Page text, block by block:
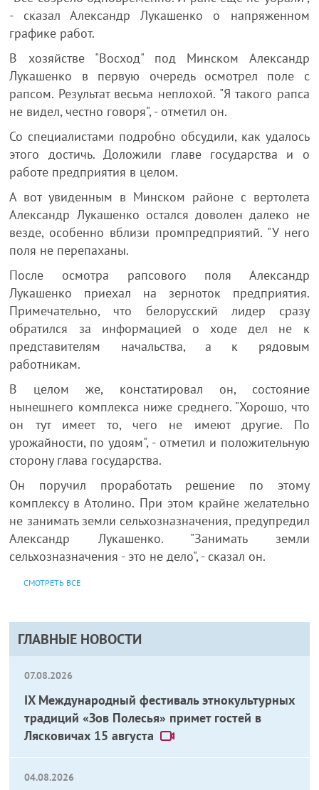
ГЛАВНЫЕ НОВОСТИ
07.08.2026
IX Международный фестиваль этнокультурных
традиций «Зов Полесья» примет гостей в
Лясковичах 15 августа
04.08.2026
- сказал Александр Лукашенко о напряженном
графике работ.
В хозяйстве "Восход" под Минском Александр
Лукашенко в первую очередь осмотрел поле с
рапсом. Результат весьма неплохой. "Я такого рапса
не видел, честно говоря", - отметил он.
Со специалистами подробно обсудили, как удалось
этого достичь. Доложили главе государства и о
работе предприятия в целом.
А вот увиденным в Минском районе с вертолета
Александр Лукашенко остался доволен далеко не
везде, особенно вблизи промпредприятий. "У него
поля не перепаханы.
После осмотра рапсового поля Александр
Лукашенко приехал на зерноток предприятия.
Примечательно, что белорусский лидер сразу
обратился за информацией о ходе дел не к
представителям начальства, а к рядовым
работникам.
В целом же, констатировал он, состояние
нынешнего комплекса ниже среднего. "Хорошо, что
он тут имеет то, чего не имеют другие. По
урожайности, по удоям", - отметил и положительную
сторону глава государства.
Он поручил проработать решение по этому
комплексу в Атолино. При этом крайне желательно
не занимать земли сельхозназначения, предупредил
Александр Лукашенко. "Занимать земли
сельхозназначения - это не дело", - сказал он.
СМОТРЕТЬ ВСЕ